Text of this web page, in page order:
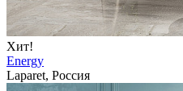
Хит!
Energy
Laparet, Россия